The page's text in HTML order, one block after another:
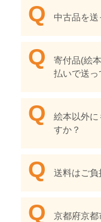
中古品を送
寄付品(絵
払いで送っ
絵本以外
すか？
送料はご負
京都府京都